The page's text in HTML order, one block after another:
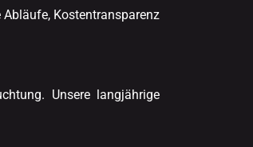
Kostentransparenz
Unsere langjährige